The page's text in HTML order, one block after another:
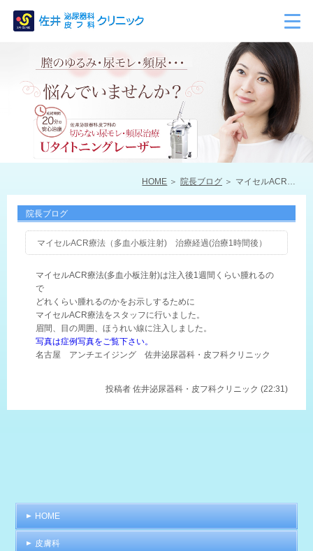
HOME 院長ブログ マイセルACR療法（多血小板注射) 治療経過(治療1時間後）
院長ブログ
マイセルACR療法（多血小板注射) 治療経過(治療1時間後）
マイセルACR療法(多血小板注射)は注入後1週間くらい腫れるの
で
どれくらい腫れるのかをお示しするために
マイセルACR療法をスタッフに行いました。
眉間、目の周囲、ほうれい線に注入しました。
写真は症例写真をご覧下さい。
名古屋 アンチエイジング 佐井泌尿器科・皮フ科クリニック
投稿者 佐井泌尿器科・皮フ科クリニック (22:31)
HOME
皮膚科